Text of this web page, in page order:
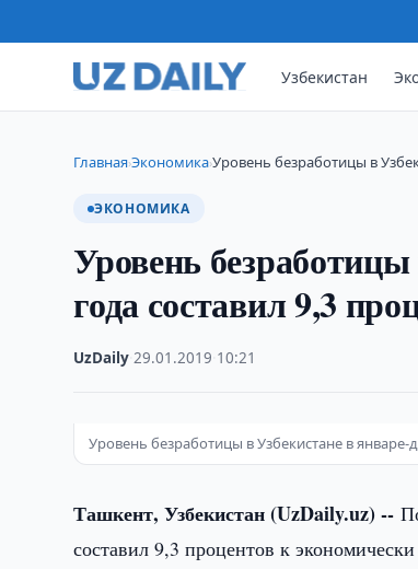
Узбекистан
Главная›Экономика›Уровень безработицы в
ЭКОНОМИКА
Уровень
года составил 9,3
UzDaily ·29.01.2019 10:21
Уровень безработицы в Узбекистане в январе-
Ташкент, Узбекистан (UzDaily.uz) --
составил 9,3 процентов к